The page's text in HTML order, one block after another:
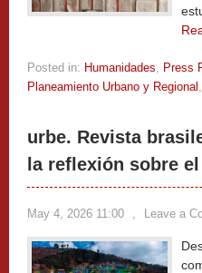
Posted in: Humanidades, Press
Planeamiento Urbano y Regional ,
urbe. Revista
la reflexión sobre
May 4, 2026 11:00 , Leave a